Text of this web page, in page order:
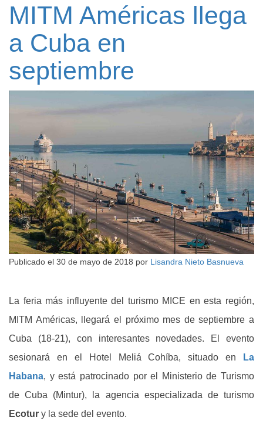
MITM Américas llega
a Cuba en
septiembre
Publicado el 30 de mayo de 2018 por Lisandra Nieto Basnueva
La feria más influyente del turismo MICE en esta región,
MITM Américas, llegará el próximo mes de septiembre a
Cuba (18-21), con interesantes novedades. El evento
sesionará en el Hotel Meliá Cohíba, situado en
La
Habana, y está patrocinado por el Ministerio de Turismo
de Cuba (Mintur), la agencia especializada de turismo
Ecotur y la sede del evento.